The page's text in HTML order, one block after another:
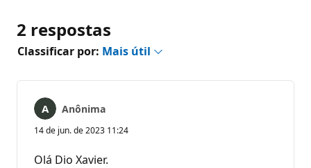
2 respostas
Classificar por: Mais útil
Anônima
14 de jun. de 2023 11:24
Olá Dio Xavier.